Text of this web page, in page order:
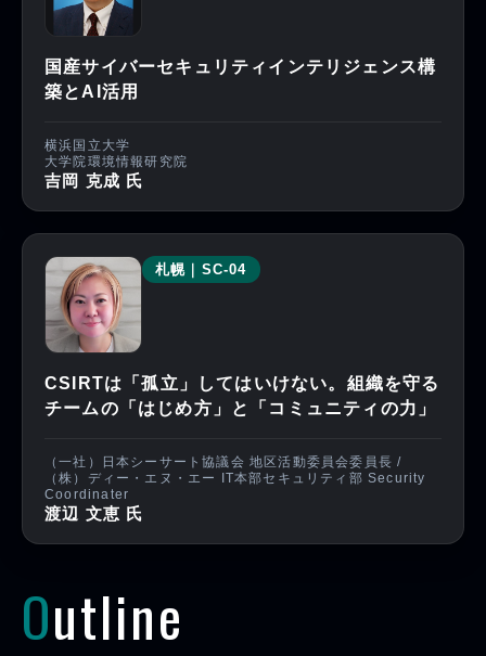
国産サイバーセキュリティインテリジェンス構
築とAI活用
横浜国立大学
大学院環境情報研究院
吉岡 克成 氏
札幌｜SC-04
CSIRTは「孤立」してはいけない。組織を守る
チームの「はじめ方」と「コミュニティの力」
（一社）日本シーサート協議会 地区活動委員会委員長 /
（株）ディー・エヌ・エー IT本部セキュリティ部 Security
Coordinater
渡辺 文恵 氏
Outline